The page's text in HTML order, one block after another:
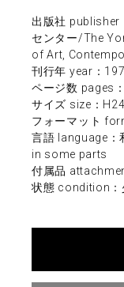
出版社 publisher
センター/The
of Art,
刊行年 year：
ページ数 pages：
サイズ size：
フォーマット
言語 language
in some parts
付属品
状態 condition